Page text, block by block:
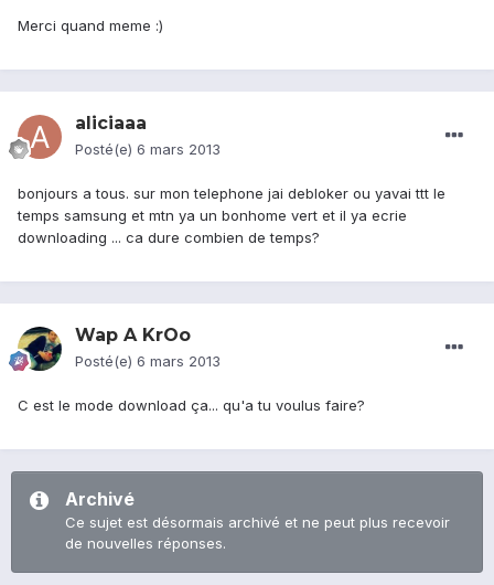
Merci quand meme :)
aliciaaa
Posté(e) 6 mars 2013
bonjours a tous. sur mon telephone jai debloker ou yavai ttt le
temps samsung et mtn ya un bonhome vert et il ya ecrie
downloading ... ca dure combien de temps?
Wap A KrOo
Posté(e) 6 mars 2013
C est le mode download ça... qu'a tu voulus faire?
Archivé
Ce sujet est désormais archivé et ne peut plus recevoir
de nouvelles réponses.